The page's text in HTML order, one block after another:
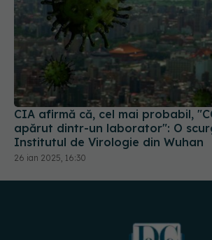
CIA afirmă că, cel mai probabil,
apărut dintr-un laborator": O
Institutul de Virologie din Wuhan
26 ian 2025, 16:30
URMĂREȘTE-NE PE: